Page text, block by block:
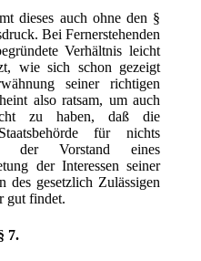
dieses auch ohne den §
Bei Fernerstehenden
Verhältnis leicht
wie sich schon gezeigt
seiner richtigen
also ratsam, um auch
zu haben, daß die
für nichts
der Vorstand eines
der Interessen seiner
des gesetzlich Zulässigen
gut findet.
7.